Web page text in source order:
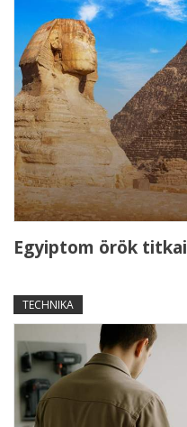
Egyiptom örök titkai
TECHNIKA